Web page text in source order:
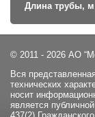
Длина трубы,
© 2011 - 2026 АО
Вся
технических
носит
является